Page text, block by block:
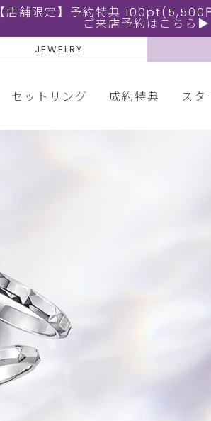
【店舗限定】予約特典 100pt(5,500
ご来店予約はこちら▶
JEWELRY
セットリング 成約特典 スタ